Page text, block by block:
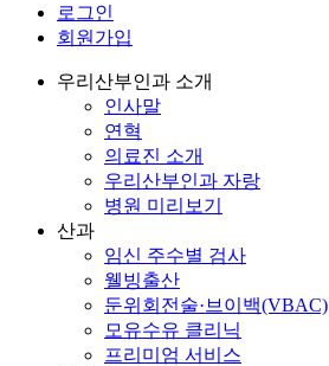
로그인
회원가입
우리산부인과 소개
인사말
연혁
의료진 소개
우리산부인과 자랑
병원 미리보기
산과
임신 주수별 검사
웰빙출산
둔위회전술·브이백(VBAC)
모유수유 클리닉
프리미엄 서비스